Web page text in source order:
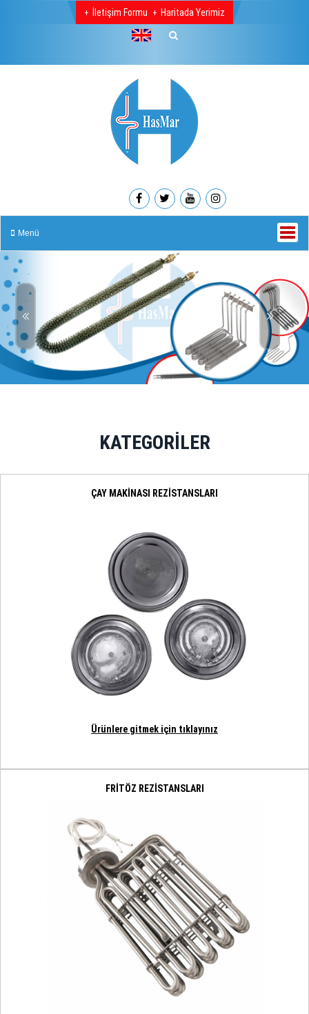
İletişim Formu Haritada Yerimiz
Menü
KATEGORİLER
ÇAY MAKİNASI REZİSTANSLARI
Ürünlere gitmek için tıklayınız
FRİTÖZ REZİSTANSLARI